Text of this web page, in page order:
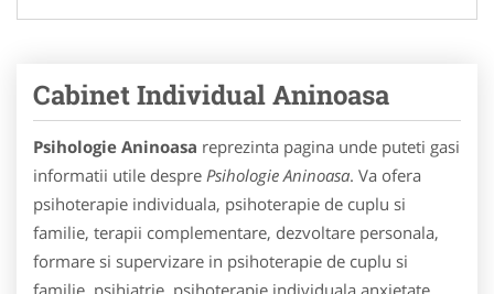
Cabinet Individual Aninoasa
Psihologie Aninoasa reprezinta pagina unde puteti gasi
informatii utile despre Psihologie Aninoasa. Va ofera
psihoterapie individuala, psihoterapie de cuplu si
familie, terapii complementare, dezvoltare personala,
formare si supervizare in psihoterapie de cuplu si
familie, psihiatrie, psihoterapie individuala anxietate,